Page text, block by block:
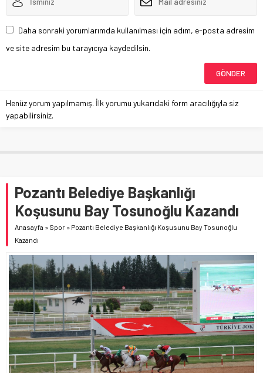
Daha sonraki yorumlarımda kullanılması için adım, e-posta adresim
ve site adresim bu tarayıcıya kaydedilsin.
Henüz yorum yapılmamış. İlk yorumu yukarıdaki form aracılığıyla siz
yapabilirsiniz.
Pozantı Belediye Başkanlığı
Koşusunu Bay Tosunoğlu Kazandı
Anasayfa » Spor » Pozantı Belediye Başkanlığı Koşusunu Bay Tosunoğlu
Kazandı